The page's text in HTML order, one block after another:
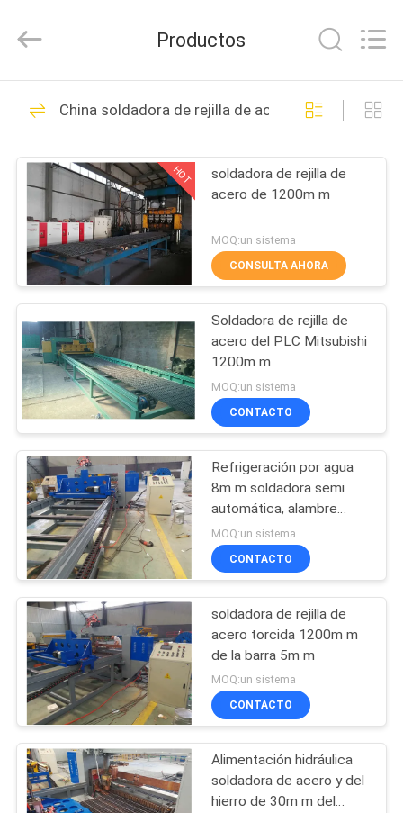
HOGAR
PRODUCTOS
DEMOSTRACIÓN
DE
VR
SOBRE
NOSOTROS
VIAJE
DE
LA
FÁBRICA
CONTROL
DE
CALIDAD
ÉNTRENOS
CONTACTO
CON
Mesh
Products
All
Reserved.
Alambre Mesh
Welding Machines
101
refuerzo de la
soldadora de la
malla
70
soldadora de la
malla de la cerca
soldadora del panel
de malla
Productos
China soldadora de rejilla de acero
HOT
soldadora de rejilla de
acero de 1200m m
MOQ:un sistema
CONSULTA AHORA
Soldadora de rejilla de
acero del PLC Mitsubishi
1200m m
MOQ:un sistema
CONTACTO
Refrigeración por agua
8m m soldadora semi
automática, alambre
Mesh Spot Welding
Machine
MOQ:un sistema
CONTACTO
soldadora de rejilla de
acero torcida 1200m m
de la barra 5m m
MOQ:un sistema
CONTACTO
Alimentación hidráulica
soldadora de acero y del
hierro de 30m m del